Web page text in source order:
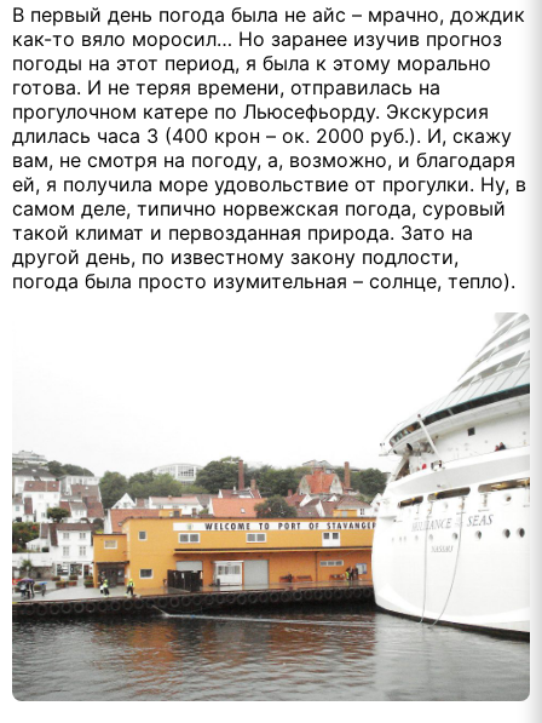
В первый день погода была не айс – мрачно, дождик
как-то вяло моросил… Но заранее изучив прогноз
погоды на этот период, я была к этому морально
готова. И не теряя времени, отправилась на
прогулочном катере по Льюсефьорду. Экскурсия
длилась часа 3 (400 крон – ок. 2000 руб.). И, скажу
вам, не смотря на погоду, а, возможно, и благодаря
ей, я получила море удовольствие от прогулки. Ну, в
самом деле, типично норвежская погода, суровый
такой климат и первозданная природа. Зато на
другой день, по известному закону подлости,
погода была просто изумительная – солнце, тепло).